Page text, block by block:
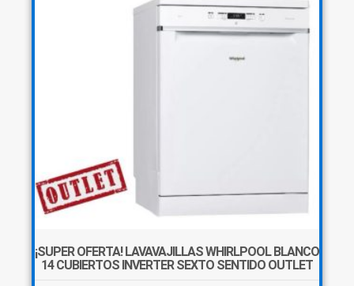
¡SUPER OFERTA! LAVAVAJILLAS WHIRLPOOL BLANCO
14 CUBIERTOS INVERTER SEXTO SENTIDO OUTLET
Agregá un producto y aparecerá acá